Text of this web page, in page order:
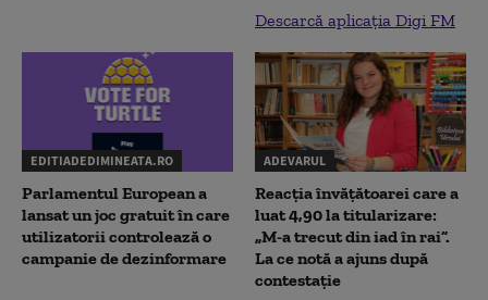
Descarcă aplicația Digi FM
EDITIADEDIMINEATA.RO
Parlamentul European a
lansat un joc gratuit în care
utilizatorii controlează o
campanie de dezinformare
ADEVARUL
Reacția învățătoarei care a
luat 4,90 la titularizare:
„M-a trecut din iad în rai”.
La ce notă a ajuns după
contestație